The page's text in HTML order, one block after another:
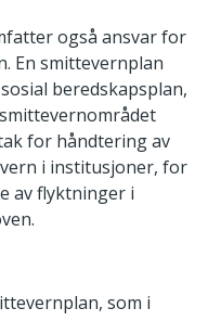
også ansvar for
En smittevernplan
beredskapsplan,
for håndtering av
i institusjoner, for
av flyktninger i
som i